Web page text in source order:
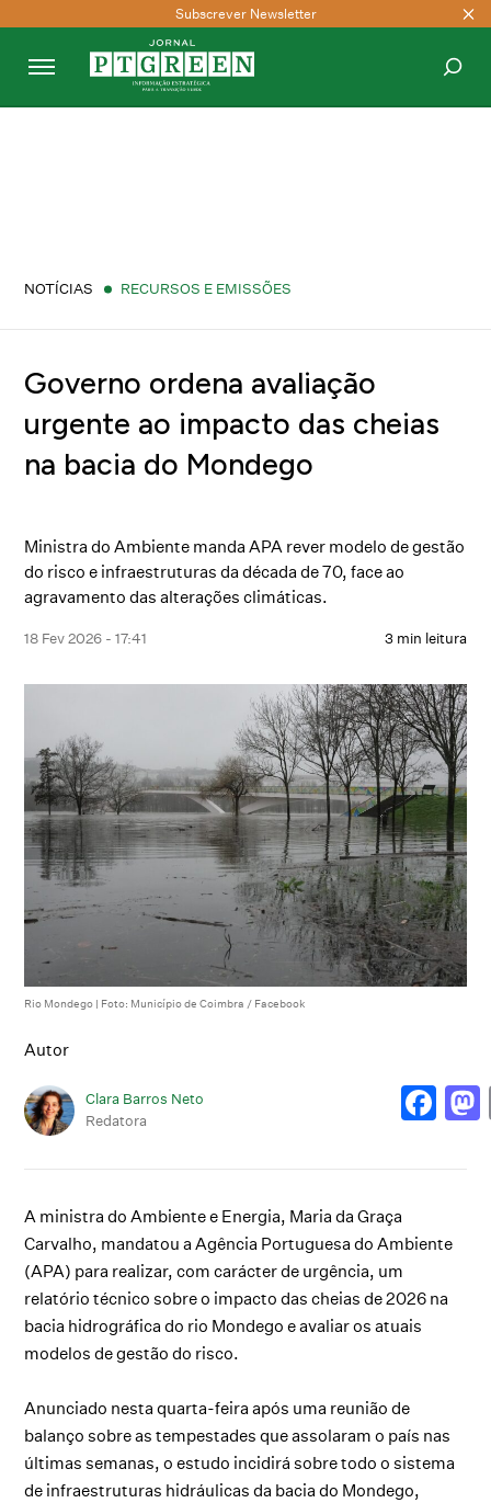
Subscrever Newsletter
NOTÍCIAS RECURSOS E EMISSÕES
Governo ordena avaliação
urgente ao impacto das cheias
na bacia do Mondego
Ministra do Ambiente manda APA rever modelo de gestão
do risco e infraestruturas da década de 70, face ao
agravamento das alterações climáticas.
18 Fev 2026 - 17:41 3 min leitura
Rio Mondego | Foto: Município de Coimbra / Facebook
Autor
Clara Barros Neto
Redatora
A ministra do Ambiente e Energia, Maria da Graça
Carvalho, mandatou a Agência Portuguesa do Ambiente
(APA) para realizar, com carácter de urgência, um
relatório técnico sobre o impacto das cheias de 2026 na
bacia hidrográfica do rio Mondego e avaliar os atuais
modelos de gestão do risco.
Anunciado nesta quarta-feira após uma reunião de
balanço sobre as tempestades que assolaram o país nas
últimas semanas, o estudo incidirá sobre todo o sistema
de infraestruturas hidráulicas da bacia do Mondego,